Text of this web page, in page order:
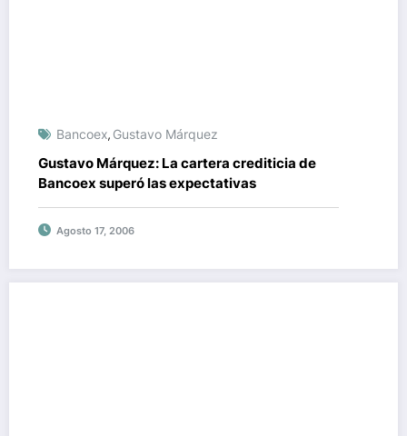
Bancoex, Gustavo Márquez
Gustavo Márquez: La cartera crediticia de
Bancoex superó las expectativas
Agosto 17, 2006